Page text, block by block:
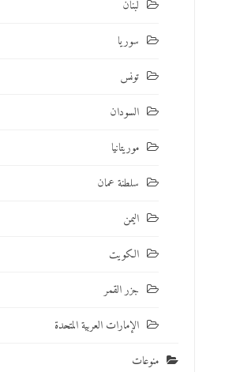
لبنان
سوريا
تونس
السودان
موريتانيا
سلطنة عمان
اليمن
الكويت
جزر القمر
الإمارات العربية المتحدة
منوعات